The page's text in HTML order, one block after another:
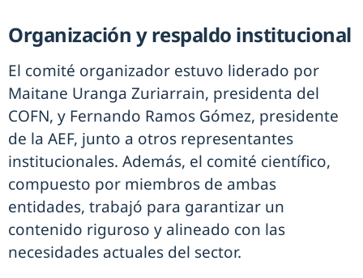
Organización y respaldo institucional
El comité organizador estuvo liderado por
Maitane Uranga Zuriarrain, presidenta del
COFN, y Fernando Ramos Gómez, presidente
de la AEF, junto a otros representantes
institucionales. Además, el comité científico,
compuesto por miembros de ambas
entidades, trabajó para garantizar un
contenido riguroso y alineado con las
necesidades actuales del sector.